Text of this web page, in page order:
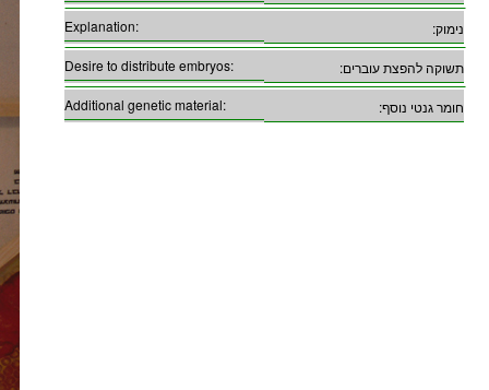
Explanation: נימוק:
Desire to distribute embryos: תשוקה להפצת עוברים:
Additional genetic material: חומר גנטי נוסף: